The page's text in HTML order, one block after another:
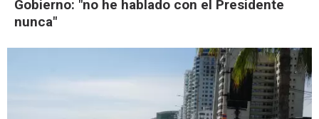
Gobierno: "no he hablado con el Presidente
nunca"